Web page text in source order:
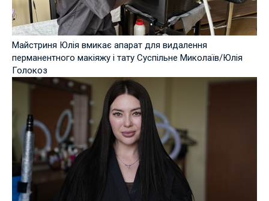
Майстриня Юлія вмикає апарат для видалення
перманентного макіяжу і тату Суспільне Миколаїв/Юлія
Голокоз